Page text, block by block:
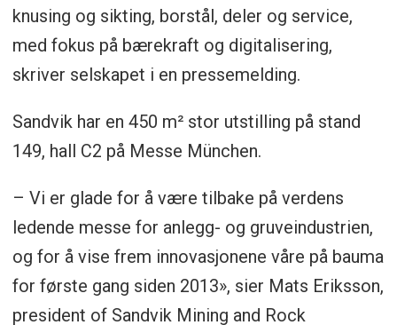
knusing og sikting, borstål, deler og service,
med fokus på bærekraft og digitalisering,
skriver selskapet i en pressemelding.
Sandvik har en 450 m² stor utstilling på stand
149, hall C2 på Messe München.
– Vi er glade for å være tilbake på verdens
ledende messe for anlegg- og gruveindustrien,
og for å vise frem innovasjonene våre på bauma
for første gang siden 2013», sier Mats Eriksson,
president of Sandvik Mining and Rock